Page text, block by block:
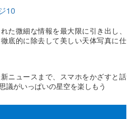
10
た微細な情報を最大限に引き出し、
底的に除去して美しい天体写真に仕
ニュースまで、スマホをかざすと話
議がいっぱいの星空を楽しもう